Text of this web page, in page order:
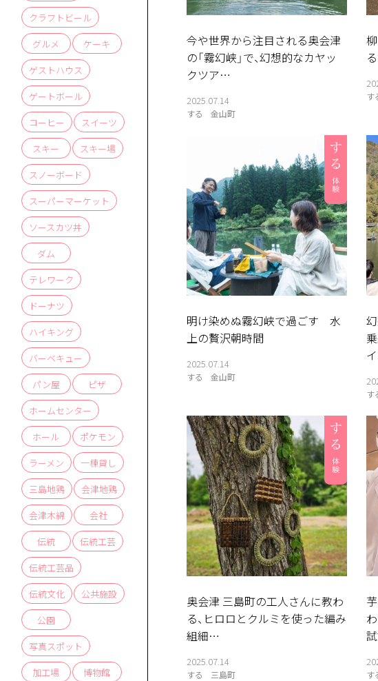
クラフトビール
グルメ
ケーキ
ゲストハウス
ゲートボール
コーヒー
スイーツ
スキー
スキー場
スノーボード
スーパーマーケット
ソースカツ丼
ダム
テレワーク
ドーナツ
ハイキング
バーベキュー
パン屋
ピザ
ホームセンター
ホール
ポケモン
ラーメン
一棟貸し
三島地鶏
会津地鶏
会津木綿
会社
伝統
伝統工芸
伝統工芸品
伝統文化
公共施設
公園
写真スポット
加工場
博物館
今や世界から注目される奥会津
の「霧幻峡」で、幻想的なカヤッ
クツア…
2025.07.14
する 金山町
す
明け染めぬ霧幻峡で過ごす 水
上の贅沢朝時間
2025.07.14
する 金山町
す
奥会津 三島町の工人さんに教わ
る、ヒロロとクルミを使った編み
組細…
2025.07.14
する 三島町 す